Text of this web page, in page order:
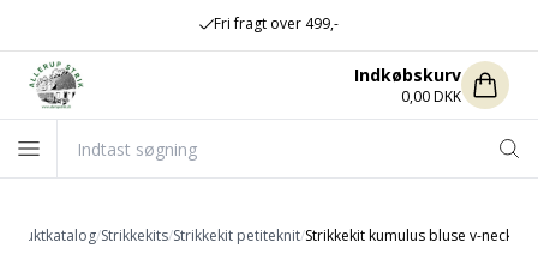
Fri fragt over 499,-
Indkøbskurv
0,00 DKK
/Strikkekits/Strikkekit petiteknit/Strikkekit kumulus bluse v-neck